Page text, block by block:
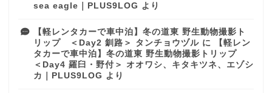
sea eagle｜PLUS9LOG より
【軽レンタカーで車中泊】冬の道東 野生動物撮影ト
リップ ＜Day2 釧路＞ タンチョウヅル に
【軽レン
タカーで車中泊】冬の道東 野生動物撮影トリップ
＜Day4 羅臼・野付＞ オオワシ、キタキツネ、エゾシ
カ｜PLUS9LOG より